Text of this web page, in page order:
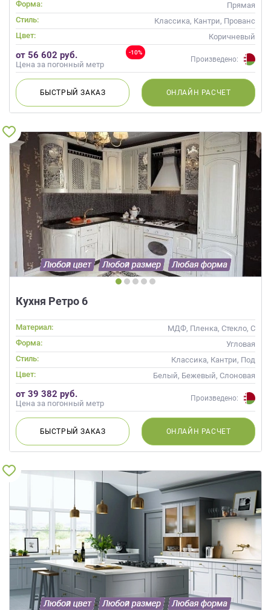
Форма:
Прямая
Стиль:
Классика, Кантри, Прованс
Цвет:
Коричневый
-10%
от 56 602 руб.
Цена за погонный метр
Произведено:
БЫСТРЫЙЗАКАЗ ОНЛАЙН РАСЧЕТ
Кухня Ретро 6
Материал:
МДФ, Пленка, Стекло, С
патиной
Форма:
Угловая
Стиль:
Классика, Кантри, Под
старину, Прованс,
Неоклассика
Цвет:
Белый, Бежевый, Слоновая
кость, Кремовый
от 39 382 руб.
Цена за погонный метр
Произведено:
БЫСТРЫЙЗАКАЗ ОНЛАЙН РАСЧЕТ